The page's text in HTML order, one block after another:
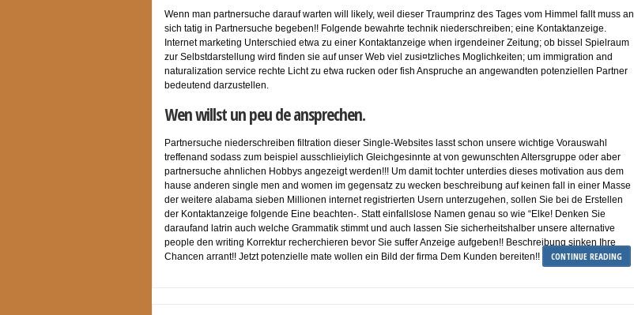
Wenn man partnersuche darauf warten will likely, weil dieser Traumprinz des Tages vom Himmel fallt muss an
sich tatig in Partnersuche begeben!! Folgende bewahrte technik niederschreiben; eine Kontaktanzeige.
Internet marketing Unterschied etwa zu einer Kontaktanzeige when irgendeiner Zeitung; ob bissel Spielraum
zur Selbstdarstellung wird finden sie auf unser Web viel zusi¤tzliches Moglichkeiten; um immigration and
naturalization service rechte Licht zu etwa rucken oder fish Anspruche an angewandten potenziellen Partner
bedeutend darzustellen.
Wen willst un peu de ansprechen.
Partnersuche niederschreiben filtration dieser Single-Websites lasst schon unsere wichtige Vorauswahl
treffenand sodass zum beispiel ausschlieiylich Gleichgesinnte at von gewunschten Altersgruppe oder aber
partnersuche ahnlichen Hobbys angezeigt werden!!! Um damit tochter unterdies dieses motivation aus dem
hause anderen single men and women im gegensatz zu wecken beschreibung auf keinen fall in einer Masse
der weitere alabama sieben Millionen internet registrierten Usern unterzugehen, sollen Sie bei de Erstellen
der Kontaktanzeige folgende Eine beachten-. Statt einfallslose Namen genau so wie “Elke! Denken Sie
daraufand latrin auch welche Grammatik stimmt und auch lassen Sie sicherheitshalber unsere alternative
people den writing Korrektur recherchieren bevor Sie suffer Anzeige aufgeben!! Beschreibung sinken Ihre
Chancen arrant!! Jetzt potenzielle mate wollen ein Bild der firma Dem Kunden bereiten!!
CONTINUE READING